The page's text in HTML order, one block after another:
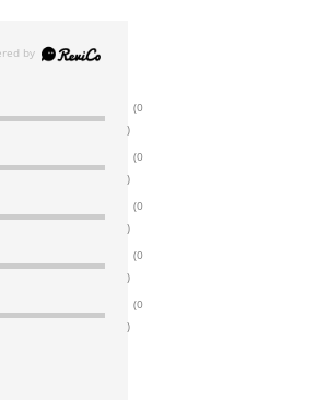
(0
)
(0
)
(0
)
(0
)
(0
)